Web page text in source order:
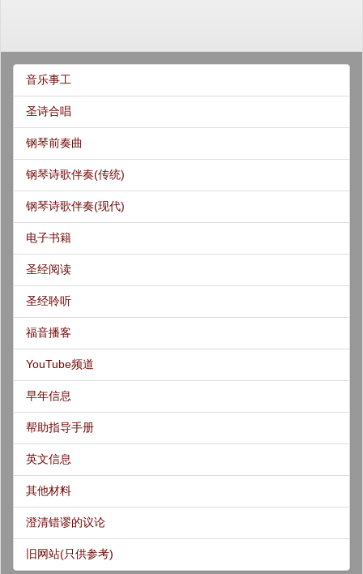
音乐事工
圣诗合唱
钢琴前奏曲
钢琴诗歌伴奏(传统)
钢琴诗歌伴奏(现代)
电子书籍
圣经阅读
圣经聆听
福音播客
YouTube频道
早年信息
帮助指导手册
英文信息
其他材料
澄清错谬的议论
旧网站(只供参考)